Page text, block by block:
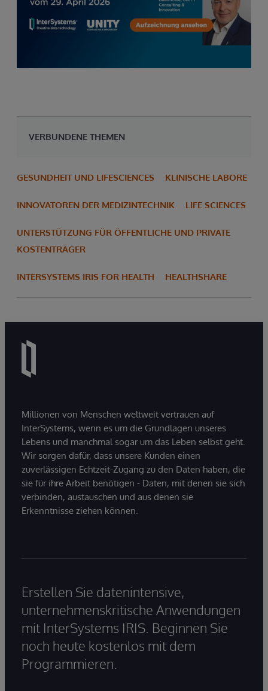
VERBUNDENE THEMEN
GESUNDHEIT UND LIFESCIENCES KLINISCHE LABORE
INNOVATOREN DER MEDIZINTECHNIK LIFE SCIENCES
UNTERSTÜTZUNG FÜR ÖFFENTLICHE UND PRIVATE
KOSTENTRÄGER
INTERSYSTEMS IRIS FOR HEALTH HEALTHSHARE
Millionen von Menschen weltweit vertrauen auf
InterSystems, wenn es um die Grundlagen unseres
Lebens und manchmal sogar um das Leben selbst geht.
Wir sorgen dafür, dass unsere Kunden einen
zuverlässigen Echtzeit-Zugang zu den Daten haben, die
sie für ihre Arbeit benötigen - Daten, mit denen sie sich
verbinden, austauschen und aus denen sie
Erkenntnisse ziehen können.
Erstellen Sie datenintensive,
unternehmenskritische Anwendungen
mit InterSystems IRIS. Beginnen Sie
noch heute kostenlos mit dem
Programmieren.